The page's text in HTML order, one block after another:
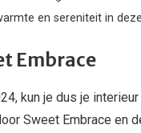
en sereniteit in
Embrace
kun je dus je
Sweet Embrace en